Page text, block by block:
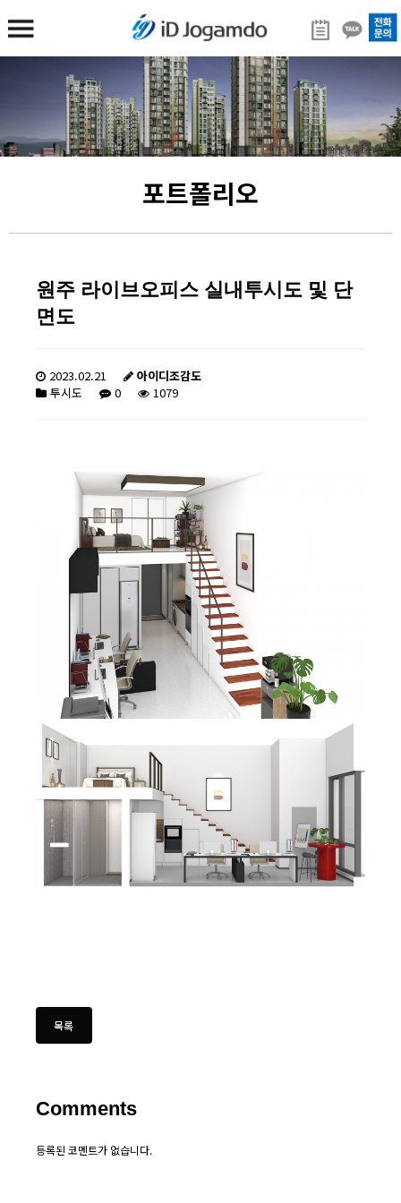
포트폴리오
원주 라이브오피스 실내투시도 및 단
면도
2023.02.21
아이디조감도
투시도
0 1079
Comments
등록된 코멘트가 없습니다.